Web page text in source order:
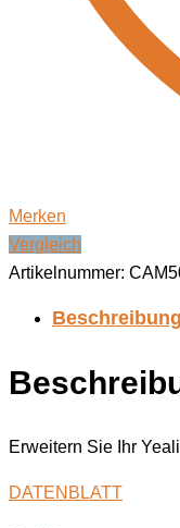
Merken
Vergleich
Artikelnummer:
Beschreibung
Erweitern Sie Ihr
DATENBLATT